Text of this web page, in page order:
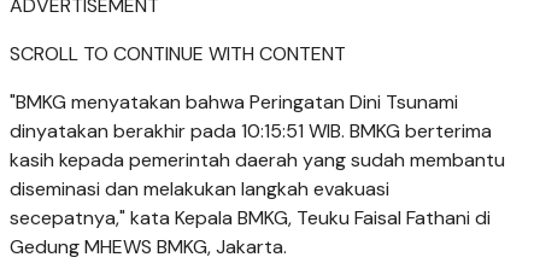
ADVERTISEMENT
SCROLL TO CONTINUE WITH CONTENT
"BMKG menyatakan bahwa Peringatan Dini Tsunami
dinyatakan berakhir pada 10:15:51 WIB. BMKG berterima
kasih kepada pemerintah daerah yang sudah membantu
diseminasi dan melakukan langkah evakuasi
secepatnya," kata Kepala BMKG, Teuku Faisal Fathani di
Gedung MHEWS BMKG, Jakarta.